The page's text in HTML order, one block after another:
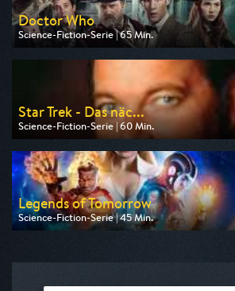
Doctor Who
Science-Fiction-Serie | 65 Min.
Ausgestrahlt von Tele 5
am 09.08.2026, 16:05
Star Trek - Das näc...
Science-Fiction-Serie | 60 Min.
Ausgestrahlt von Tele 5
am 10.08.2026, 15:05
Legends of Tomorrow
Science-Fiction-Serie | 45 Min.
Ausgestrahlt von Pro 7 Maxx